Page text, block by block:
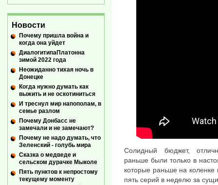
Солидный бюджет,
раньше были только в
которые раньше на коленке
пять серий в неделю за
Новости
Почему пришла война и
когда она уйдет
ДиалогитипаПлатонна
зимой 2022 года
Неожиданно тихая ночь в
Донецке
Когда нужно думать как
выжить и не оскотиниться
И треснул мир напополам, в
семье разлом
Почему Донбасс не
замечали и не замечают?
Почему не надо думать, что
Зеленский - голубь мира
Сказка о медведе и
сельском дурачке Мыколе
Пять пунктов к непростому
текущему моменту